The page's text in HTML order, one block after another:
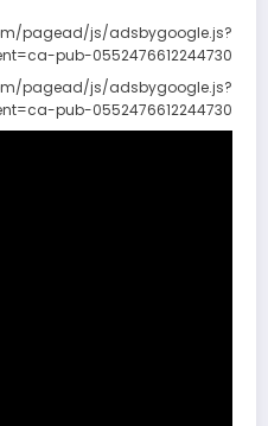
pagead/js/adsbygoogle.js?
pub-0552476612244730
pagead/js/adsbygoogle.js?
pub-0552476612244730